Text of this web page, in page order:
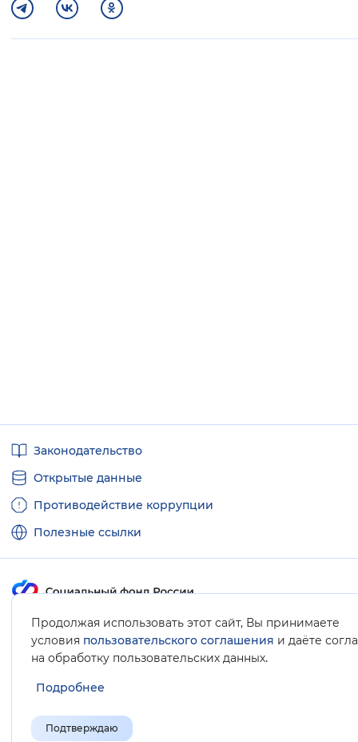
Продолжая использовать этот сайт, Вы принимаете
условия пользовательского соглашения и даёте
на обработку пользовательских данных.
Подробнее
Подтверждаю
ссылкиЗаконодательство
Открытые данные
Противодействие коррупции
Полезные ссылки
Карта сайта